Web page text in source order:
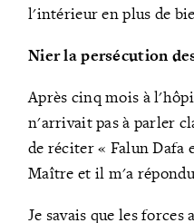
l'intérieur en plus de
Nier la persécution
Après cinq mois à
n'arrivait pas à parler
de réciter « Falun Dafa
Maître et il m'a
Je savais que les